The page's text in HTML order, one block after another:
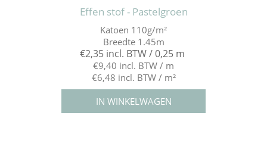
Effen stof - Pastelgroen
Katoen 110g/m²
Breedte 1.45m
€2,35 incl. BTW / 0,25 m
€9,40 incl. BTW / m
€6,48 incl. BTW / m²